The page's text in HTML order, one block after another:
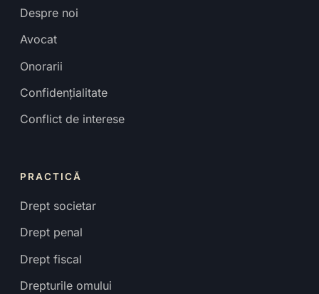
Despre noi
Avocat
Onorarii
Confidențialitate
Conflict de interese
PRACTICĂ
Drept societar
Drept penal
Drept fiscal
Drepturile omului